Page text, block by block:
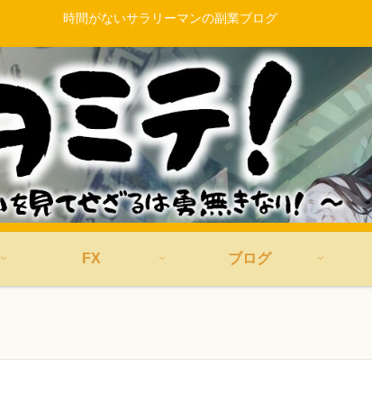
時間がないサラリーマンの副業ブログ
FX ブログ